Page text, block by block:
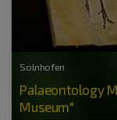
Solnhofen
Palaeontology
Museum"